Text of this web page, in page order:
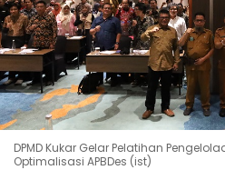
DPMD Kukar Gelar Pelatihan
Optimalisasi APBDes (ist)